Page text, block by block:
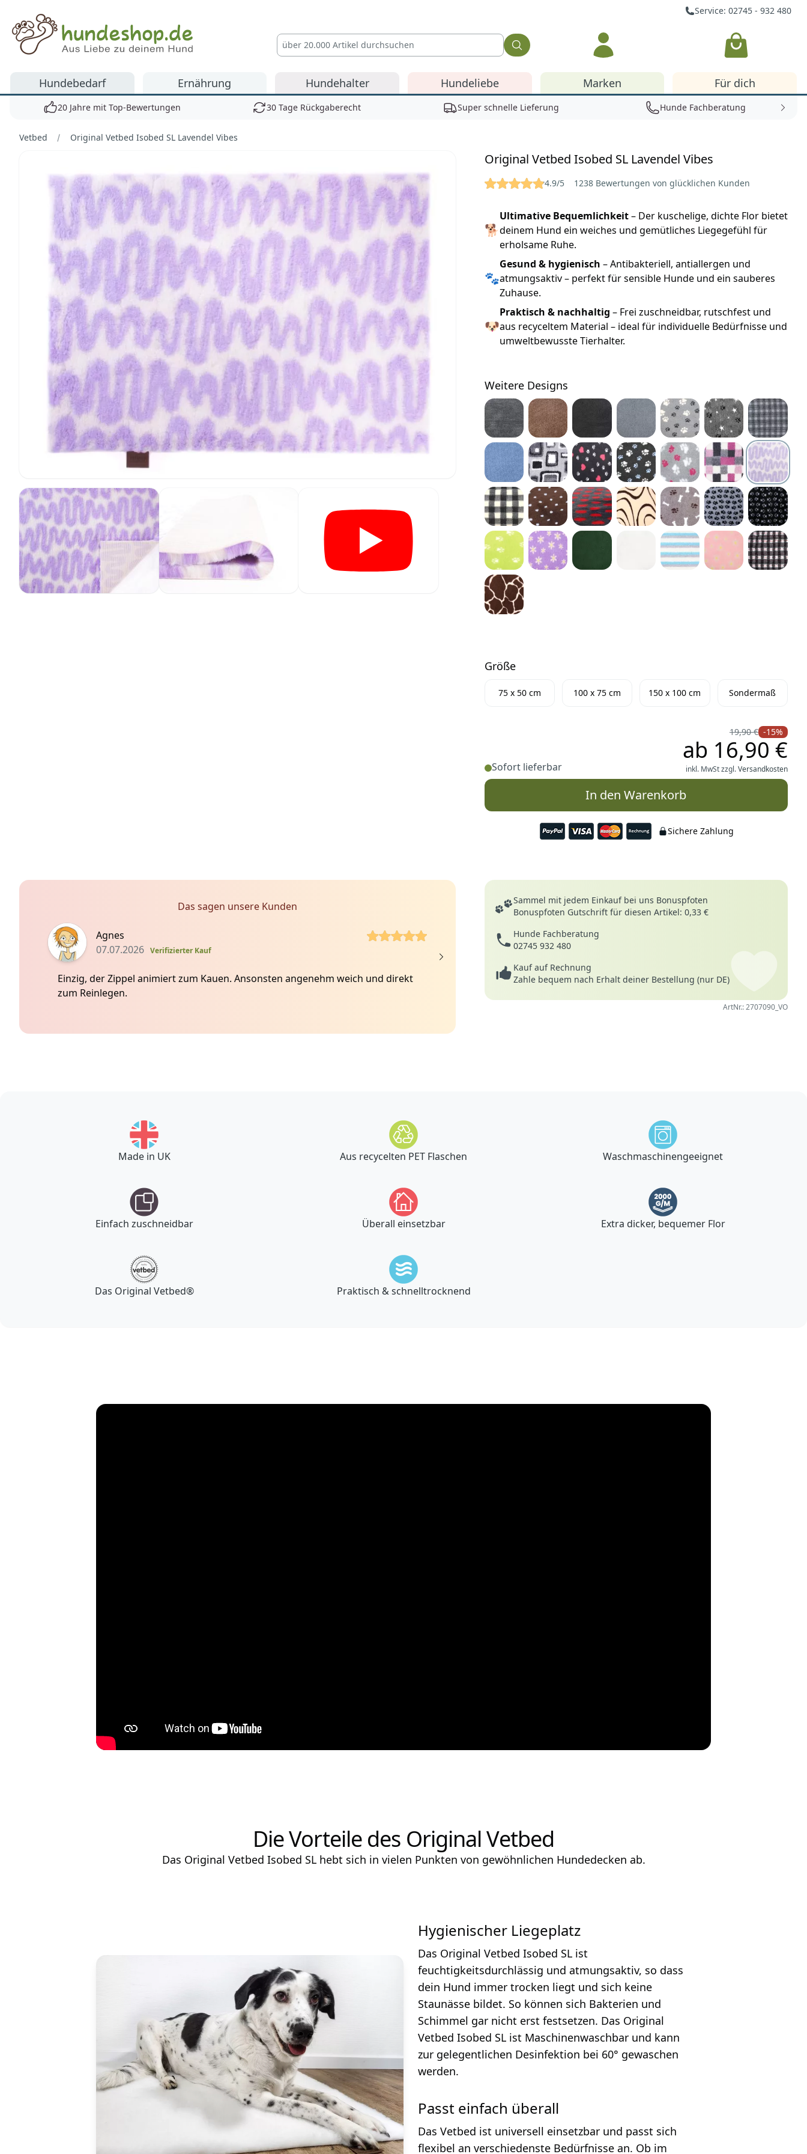
Service: 02745 - 932 480
Hundeshop.de
Warenkorb
Hundebedarf Ernährung Hundehalter Hundeliebe Marken Für dich
20 Jahre mit Top-Bewertungen 30 Tage Rückgaberecht Super schnelle Lieferung Hunde Fachberatung
Vetbed Original Vetbed Isobed SL Lavendel Vibes
Original Vetbed Isobed SL Lavendel Vibes
Reviews 4.9/5 1238 Bewertungen von glücklichen Kunden
🐕
Ultimative Bequemlichkeit– Der kuschelige, dichte Flor bietet
deinem Hund ein weiches und gemütliches Liegegefühl für
erholsame Ruhe.
🐾
Gesund & hygienisch – Antibakteriell, antiallergen und
atmungsaktiv – perfekt für sensible Hunde und ein sauberes
Zuhause.
🐶
Praktisch & nachhaltig – Frei zuschneidbar, rutschfest und
aus recyceltem Material – ideal für individuelle Bedürfnisse und
umweltbewusste Tierhalter.
Weitere Designs
Größe
75 x 50 cm 100 x 75 cm 150 x 100 cm Sondermaß
Sofort lieferbar
19,90 € -15%
ab 16,90 €
inkl. MwSt zzgl.Versandkosten
In den Warenkorb
Sichere Zahlung
Das sagen unsere Kunden
Agnes
07.07.2026 Verifizierter Kauf
5 von 5 Sterne
Einzig, der Zippel animiert zum Kauen. Ansonsten angenehm weich und direkt
zum Reinlegen.
Kunde
18.04.2026 Verifizierter Kauf
5 von 5 Sterne
So toll dieses vetbed....ganz weich.....Die Farben sind ganz genauso wie auf
dem Foto
Deine Vorteile
Sammel mit jedem Einkauf bei uns Bonuspfoten
Bonuspfoten Gutschrift für diesen Artikel: 0,33 €
Hunde Fachberatung
02745 932 480
Kauf auf Rechnung
Zahle bequem nach Erhalt deiner Bestellung (nur DE)
ArtNr.: 2707090_VO
Made in UK Aus recycelten PET Flaschen Waschmaschinengeeignet
Einfach zuschneidbar Überall einsetzbar Extra dicker, bequemer Flor
Das Original Vetbed® Praktisch & schnelltrocknend
Die Vorteile des Original Vetbed
Das Original Vetbed Isobed SL hebt sich in vielen Punkten von gewöhnlichen Hundedecken ab.
Hygienischer Liegeplatz
Das Original Vetbed Isobed SL ist
feuchtigkeitsdurchlässig und atmungsaktiv, so dass
dein Hund immer trocken liegt und sich keine
Staunässe bildet. So können sich Bakterien und
Schimmel gar nicht erst festsetzen. Das Original
Vetbed Isobed SL ist Maschinenwaschbar und kann
zur gelegentlichen Desinfektion bei 60° gewaschen
werden.
Passt einfach überall
Das Vetbed ist universell einsetzbar und passt sich
flexibel an verschiedenste Bedürfnisse an. Ob im